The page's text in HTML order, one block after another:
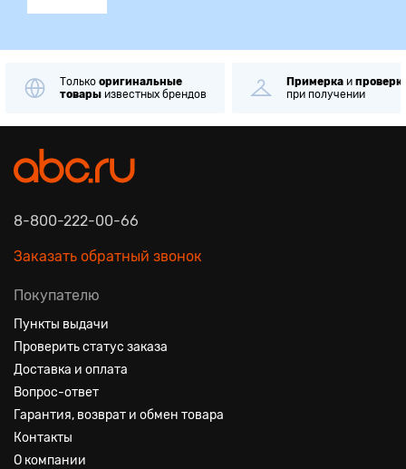
Только оригинальные
товары известных брендов
Примерка и
при получении
8-800-222-00-66
Заказать обратный звонок
Покупателю
Пункты выдачи
Проверить статус заказа
Доставка и оплата
Вопрос-ответ
Гарантия, возврат и обмен товара
Контакты
О компании